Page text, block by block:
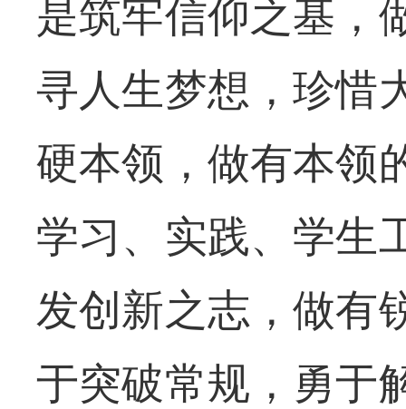
是筑牢信仰之基，
寻人生梦想，珍惜
硬本领，做有本领
学习 、实践、学生
发创新之志，做有
于突破常规，勇于